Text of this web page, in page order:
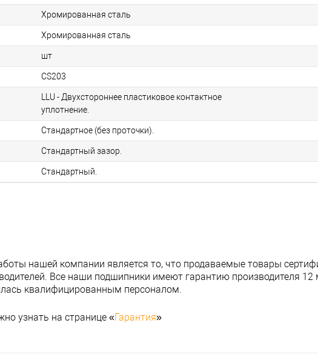
Хромированная сталь
Хромированная сталь
шт
CS203
LLU - Двухстороннее пластиковое контактное
уплотнение.
Стандартное (без проточки).
Стандартный зазор.
Стандартный.
нашей компании является то, что продаваемые товары
Все наши подшипники имеют гарантию производителя 12
квалифицированным персоналом.
узнать на странице «Гарантия»